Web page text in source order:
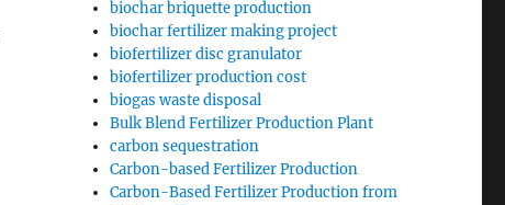
biochar briquette production
biochar fertilizer making project
biofertilizer disc granulator
biofertilizer production cost
biogas waste disposal
Bulk Blend Fertilizer Production Plant
carbon sequestration
Carbon-based Fertilizer Production
Carbon-Based Fertilizer Production from